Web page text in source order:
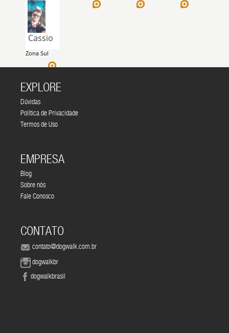
Cassio
Zona Sul
EXPLORE
Dúvidas
Política de Privacidade
Termos de Uso
EMPRESA
Blog
Sobre nós
Fale Conosco
CONTATO
contato@dogwalk.com.br
dogwalkbr
dogwalkbrasil